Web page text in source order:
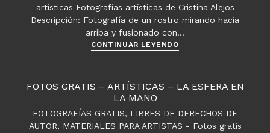
artísticas Fotografías artísticas de Cristina Alejos
Descripción: Fotografía de un rostro mirando hacia
arriba y fusionado con…
CONTINUAR LEYENDOFotos
Artísticas
FOTOS GRATIS – ARTÍSTICAS – LA ESFERA EN
LA MANO
FOTOGRAFÍAS GRATIS, LIBRES DE DERECHOS DE
AUTOR, MATERIALES PARA ARTISTAS - Fotos gratis